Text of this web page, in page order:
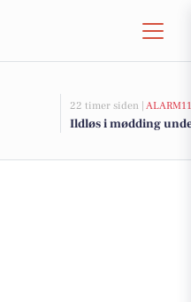
22 timer siden |
Ildløs i mødding